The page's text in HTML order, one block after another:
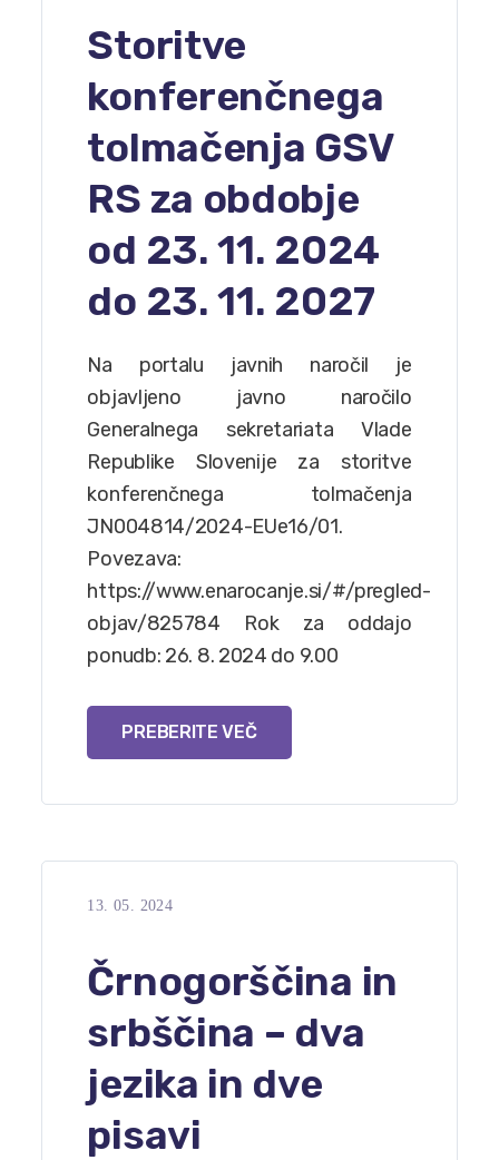
Storitve
konferenčnega
tolmačenja GSV
RS za obdobje
od 23. 11. 2024
do 23. 11. 2027
Na portalu javnih naročil je
objavljeno javno naročilo
Generalnega sekretariata Vlade
Republike Slovenije za storitve
konferenčnega tolmačenja
JN004814/2024-EUe16/01.
Povezava:
https://www.enarocanje.si/#/pregled-
objav/825784 Rok za oddajo
ponudb: 26. 8. 2024 do 9.00
PREBERITE VEČ
13. 05. 2024
Črnogorščina in
srbščina – dva
jezika in dve
pisavi